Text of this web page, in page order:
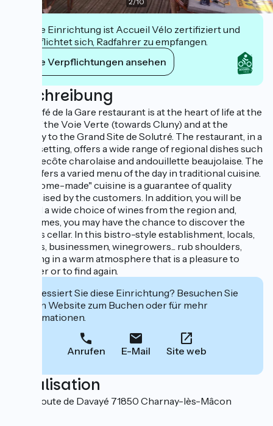
Diese Einrichtung ist Accueil Vélo zertifiziert und
verpflichtet sich, Radfahrer zu empfangen.
Ihre Verpflichtungen ansehen
Beschreibung
The Café de la Gare restaurant is at the heart of life at the
start of the Voie Verte (towards Cluny) and at the
gateway to the Grand Site de Solutré. The restaurant, in a
green setting, offers a wide range of regional dishes such
as entrecôte charolaise and andouillette beaujolaise. The
chef offers a varied menu of the day in traditional cuisine.
The "home-made" cuisine is a guarantee of quality
recognised by the customers. In addition, you will be
offered a wide choice of wines from the region and,
sometimes, you may have the chance to discover the
owner's cellar. In this bistro-style establishment, locals,
tourists, businessmen, winegrowers... rub shoulders,
resulting in a warm atmosphere that is a pleasure to
discover or to find again.
Interessiert Sie diese Einrichtung? Besuchen Sie
deren Website zum Buchen oder für mehr
Informationen.
Anrufen E-Mail Site web
Localisation
2705, route de Davayé 71850 Charnay-lès-Mâcon